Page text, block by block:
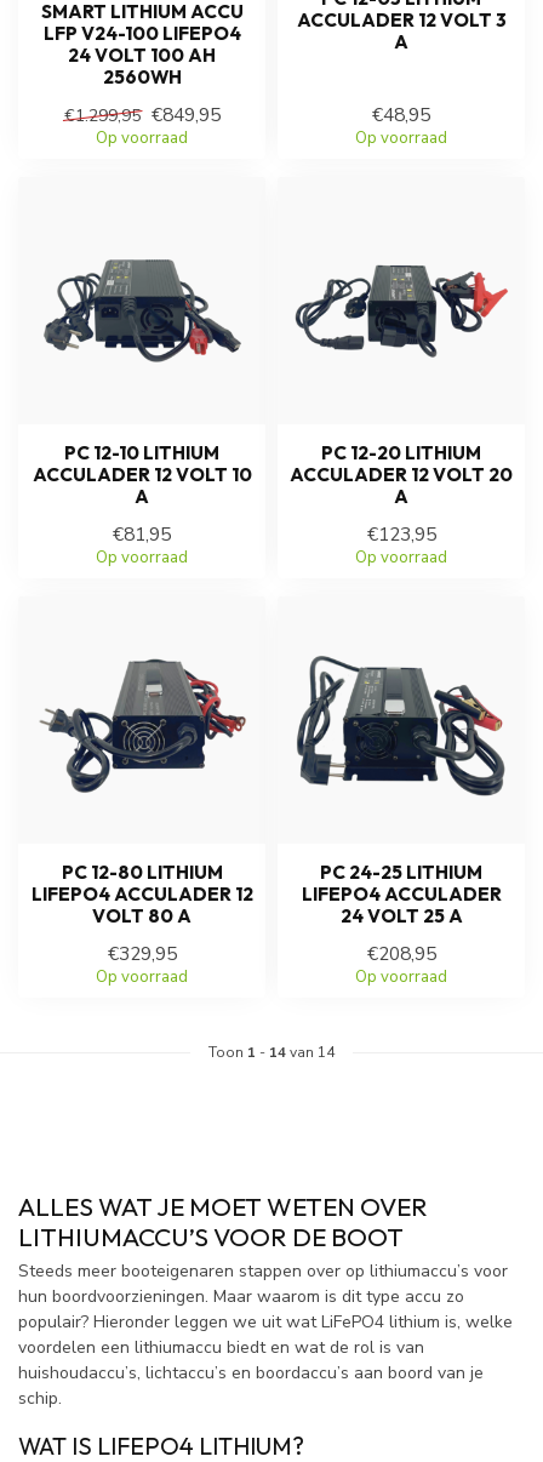
SMART LITHIUM ACCU
LFP V24-100 LIFEPO4
24 VOLT 100 AH
2560WH
€1.299,95 €849,95
Op voorraad
ACCULADER 12 VOLT 3
A
€48,95
Op voorraad
PC 12-10 LITHIUM
ACCULADER 12 VOLT 10
A
€81,95
Op voorraad
PC 12-20 LITHIUM
ACCULADER 12 VOLT 20
A
€123,95
Op voorraad
PC 12-80 LITHIUM
LIFEPO4 ACCULADER 12
VOLT 80 A
€329,95
Op voorraad
PC 24-25 LITHIUM
LIFEPO4 ACCULADER
24 VOLT 25 A
€208,95
Op voorraad
Toon 1 - 14van 14
ALLES WAT JE MOET WETEN OVER
LITHIUMACCU’S VOOR DE BOOT
Steeds meer booteigenaren stappen over op lithiumaccu’s voor
hun boordvoorzieningen. Maar waarom is dit type accu zo
populair? Hieronder leggen we uit wat LiFePO4 lithium is, welke
voordelen een lithiumaccu biedt en wat de rol is van
huishoudaccu’s, lichtaccu’s en boordaccu’s aan boord van je
schip.
WAT IS LIFEPO4 LITHIUM?